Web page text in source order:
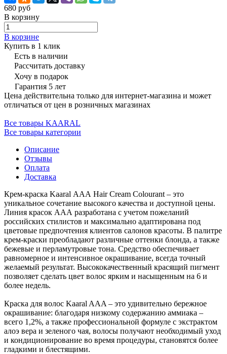
680 руб
В корзину
В корзине
Купить в 1 клик
Есть в наличии
Рассчитать доставку
Хочу в подарок
Гарантия 5 лет
Цена действительна только для интернет-магазина и может
отличаться от цен в розничных магазинах
Все товары KAARAL
Все товары категории
Описание
Отзывы
Оплата
Доставка
Крем-краска Kaaral ААА Hair Cream Colourant – это
уникальное сочетание высокого качества и доступной цены.
Линия красок ААА разработана с учетом пожеланий
российских стилистов и максимально адаптирована под
цветовые предпочтения клиентов салонов красоты. В палитре
крем-краски преобладают различные оттенки блонда, а также
бежевые и перламутровые тона. Средство обеспечивает
равномерное и интенсивное окрашивание, всегда точный
желаемый результат. Высококачественный красящий пигмент
позволяет сделать цвет волос ярким и насыщенным на 6 и
более недель.
Краска для волос Kaaral AAA – это удивительно бережное
окрашивание: благодаря низкому содержанию аммиака –
всего 1,2%, а также профессиональной формуле с экстрактом
алоэ вера и зеленого чая, волосы получают необходимый уход
и кондиционирование во время процедуры, становятся более
гладкими и блестящими.